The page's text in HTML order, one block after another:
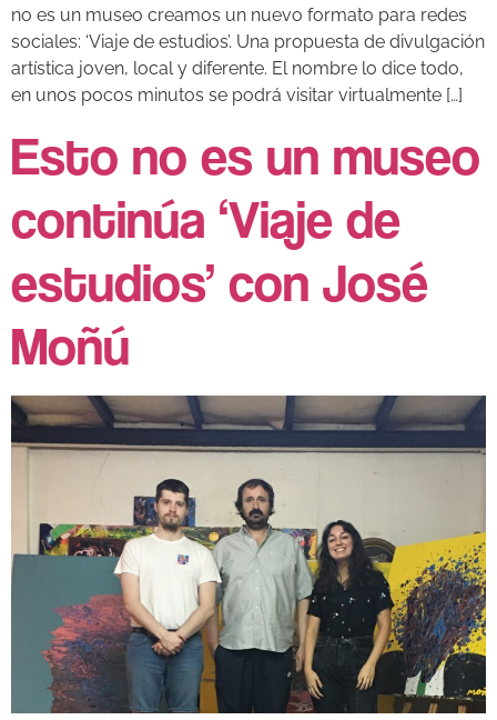
no es un museo creamos un nuevo formato para redes
sociales: ‘Viaje de estudios’. Una propuesta de divulgación
artística joven, local y diferente. El nombre lo dice todo,
en unos pocos minutos se podrá visitar virtualmente […]
Esto no es un museo
continúa ‘Viaje de
estudios’ con José
Moñú